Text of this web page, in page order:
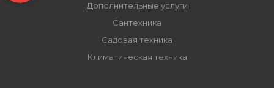
Дополнительные услуги
Сантехника
Садовая техника
Климатическая техника